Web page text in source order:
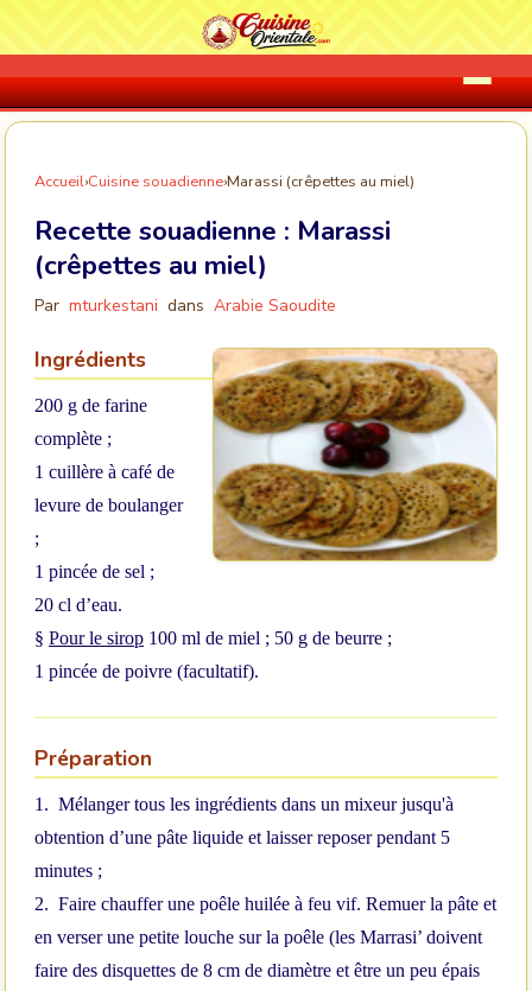
Accueil›Cuisine souadienne›Marassi (crêpettes au miel)
Recette souadienne : Marassi
(crêpettes au miel)
Par mturkestani dans Arabie Saoudite
Ingrédients
200 g de farine
complète ;
1 cuillère à café de
levure de boulanger
;
1 pincée de sel ;
20 cl d’eau.
§ Pour le sirop 100 ml de miel ; 50 g de beurre ;
1 pincée de poivre (facultatif).
Préparation
1. Mélanger tous les ingrédients dans un mixeur jusqu'à
obtention d’une pâte liquide et laisser reposer pendant 5
minutes ;
2. Faire chauffer une poêle huilée à feu vif. Remuer la pâte et
en verser une petite louche sur la poêle (les Marrasi’ doivent
faire des disquettes de 8 cm de diamètre et être un peu épais